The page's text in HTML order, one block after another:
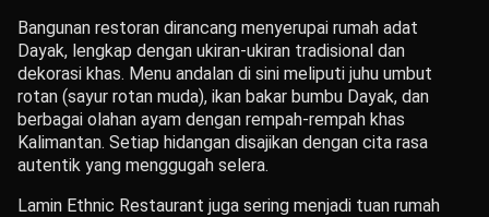
Bangunan restoran dirancang menyerupai rumah adat
Dayak, lengkap dengan ukiran-ukiran tradisional dan
dekorasi khas. Menu andalan di sini meliputi juhu umbut
rotan (sayur rotan muda), ikan bakar bumbu Dayak, dan
berbagai olahan ayam dengan rempah-rempah khas
Kalimantan. Setiap hidangan disajikan dengan cita rasa
autentik yang menggugah selera.
Lamin Ethnic Restaurant juga sering menjadi tuan rumah